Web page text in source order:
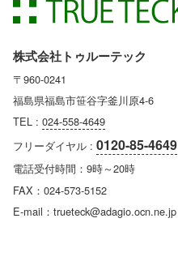
株式会社トゥルーテック
〒960-0241
福島県福島市笹谷字釜川原4-6
TEL : 024-558-4649
フリーダイヤル : 0120-85-4649
電話受付時間：9時～20時
FAX：024-573-5152
E-mail：trueteck@adagio.ocn.ne.jp